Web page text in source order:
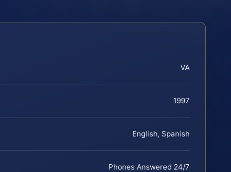
VA
1997
English, Spanish
Phones Answered 24/7